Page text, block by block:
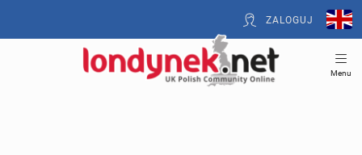
ZALOGUJ
Menu